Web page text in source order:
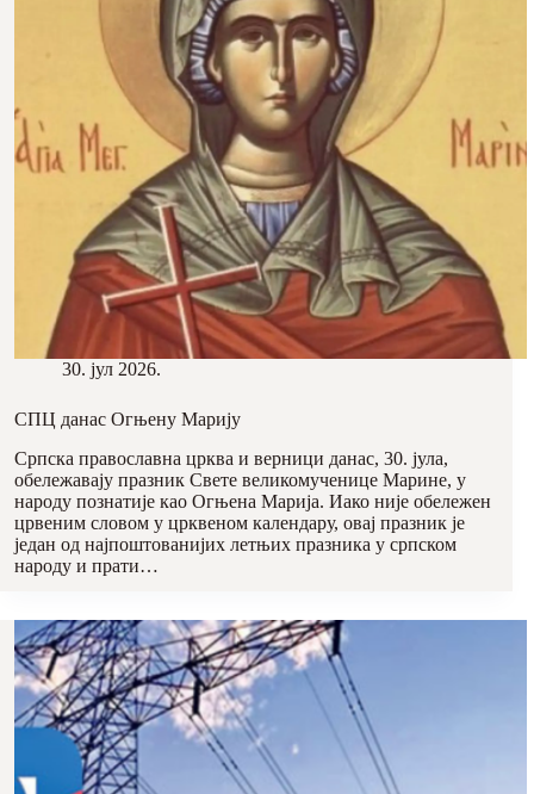
30. јул 2026.
СПЦ данас Огњену Марију
Српска православна црква и верници данас, 30. јула,
обележавају празник Свете великомученице Марине, у
народу познатије као Огњена Марија. Иако није обележен
црвеним словом у црквеном календару, овај празник је
један од најпоштованијих летњих празника у српском
народу и прати…